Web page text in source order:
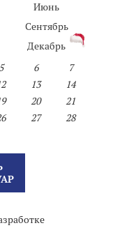
Июнь
Сентябрь
Декабрь
5 6
7
13
14
20
21
27
28